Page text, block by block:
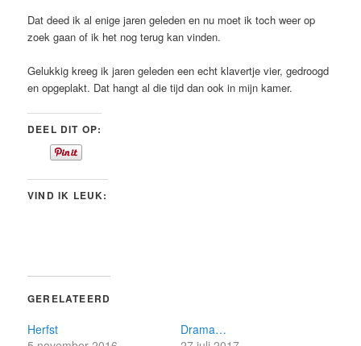
Dat deed ik al enige jaren geleden en nu moet ik toch weer op
zoek gaan of ik het nog terug kan vinden.
Gelukkig kreeg ik jaren geleden een echt klavertje vier, gedroogd
en opgeplakt. Dat hangt al die tijd dan ook in mijn kamer.
DEEL DIT OP:
VIND IK LEUK:
GERELATEERD
Herfst
Drama…